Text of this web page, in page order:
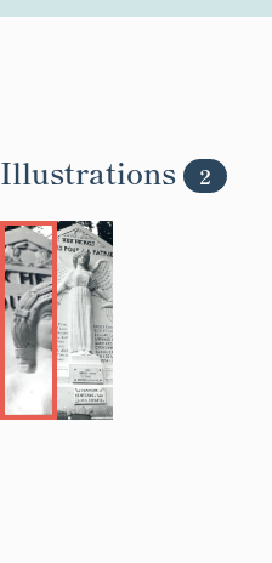
Illustrations 2